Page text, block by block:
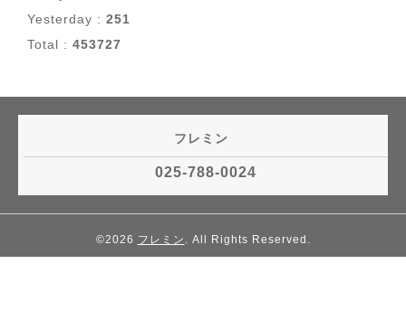
Yesterday : 251
Total : 453727
フレミン
025-788-0024
©2026 フレミン . All Rights Reserved.